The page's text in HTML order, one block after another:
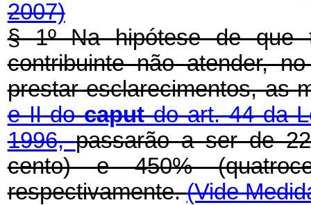
2007)
§ 1º Na hipótese de
contribuinte não atender,
prestar esclarecimentos, as
e II docaputdo art. 44 da
1996,passarão a ser de
cento) e 450%
respectivamente.(Vide